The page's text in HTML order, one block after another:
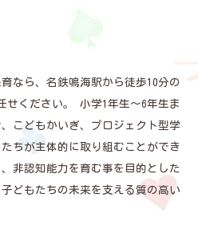
なら、名鉄鳴海駅から徒歩10分の
せください。 小学1年生～6年生ま
こどもかいぎ、プロジェクト型学
ちが主体的に取り組むことができ
非認知能力を育む事を目的とした
どもたちの未来を支える質の高い